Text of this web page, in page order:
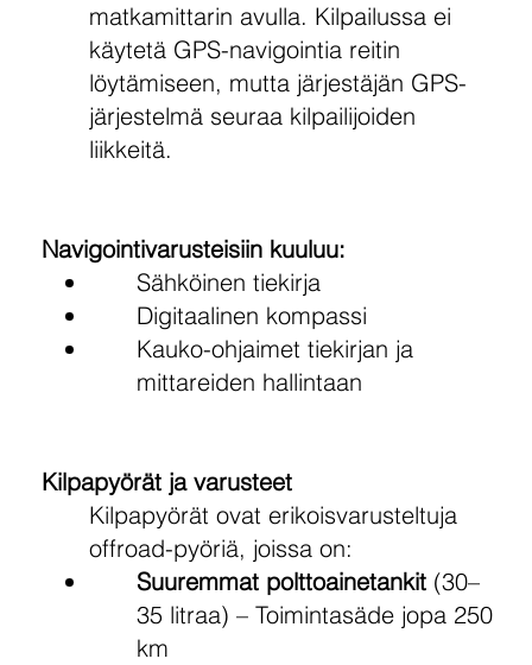
matkamittarin avulla. Kilpailussa ei
käytetä GPS-navigointia reitin
löytämiseen, mutta järjestäjän GPS-
järjestelmä seuraa kilpailijoiden
liikkeitä.
Navigointivarusteisiin kuuluu:
Sähköinen tiekirja
Digitaalinen kompassi
Kauko-ohjaimet tiekirjan ja
mittareiden hallintaan
Kilpapyörät ja varusteet
Kilpapyörät ovat erikoisvarusteltuja
offroad-pyöriä, joissa on:
Suuremmat polttoainetankit(30–
35 litraa) – Toimintasäde jopa 250
km